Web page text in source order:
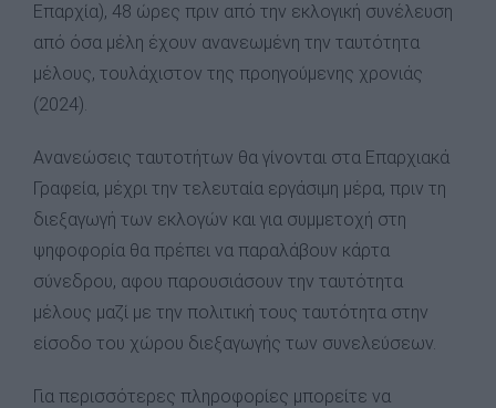
Επαρχία), 48 ώρες πριν από την εκλογική συνέλευση
από όσα μέλη έχουν ανανεωμένη την ταυτότητα
μέλους, τουλάχιστον της προηγούμενης χρονιάς
(2024).
Ανανεώσεις ταυτοτήτων θα γίνονται στα Επαρχιακά
Γραφεία, μέχρι την τελευταία εργάσιμη μέρα, πριν τη
διεξαγωγή των εκλογών και για συμμετοχή στη
ψηφοφορία θα πρέπει να παραλάβουν κάρτα
σύνεδρου, αφου παρουσιάσουν την ταυτότητα
μέλους μαζί με την πολιτική τους ταυτότητα στην
είσοδο του χώρου διεξαγωγής των συνελεύσεων.
Για περισσότερες πληροφορίες μπορείτε να